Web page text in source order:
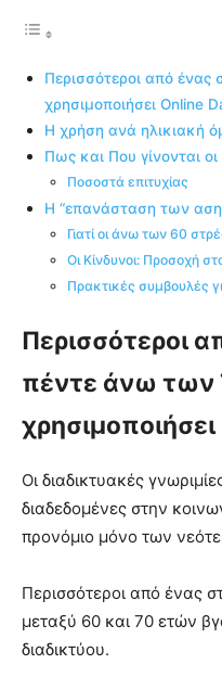
Περισσότεροι από
χρησιμοποιήσει Online
Η χρήση ανά ηλικιακή
Πως και Που γίνονται οι
Ποσοστά επιτυχίας
Η “επανάσταση των
Γιατί οι άνω των 60
Οι Κίνδυνοι: Προσοχή
Πρακτικές συμβουλές
Περισσότεροι
πέντε άνω των
Οι διαδικτυακές
διαδεδομένες στην
προνόμιο μόνο των
Περισσότεροι από ένας
μεταξύ 60 και 70 ετών
διαδικτύου.